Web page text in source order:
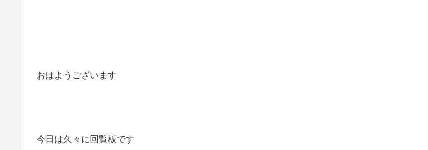
おはようございます
今日は久々に回覧板です